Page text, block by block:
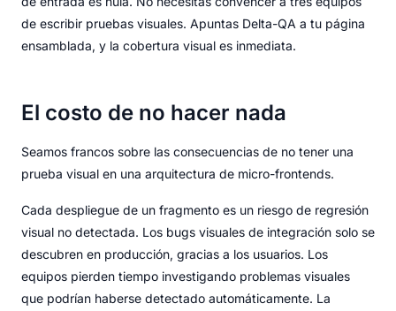
de escribir pruebas visuales. Apuntas Delta-QA a tu página
ensamblada, y la cobertura visual es inmediata.
El costo de no hacer nada
Seamos francos sobre las consecuencias de no tener una
prueba visual en una arquitectura de micro-frontends.
Cada despliegue de un fragmento es un riesgo de regresión
visual no detectada. Los bugs visuales de integración solo se
descubren en producción, gracias a los usuarios. Los
equipos pierden tiempo investigando problemas visuales
que podrían haberse detectado automáticamente. La